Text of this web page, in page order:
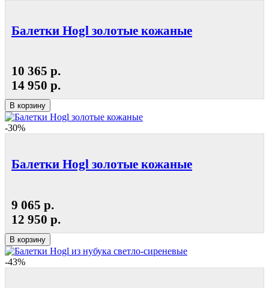
Балетки Hogl золотые кожаные
10 365 р.
14 950 р.
В корзину
-30%
Балетки Hogl золотые кожаные
9 065 р.
12 950 р.
В корзину
-43%